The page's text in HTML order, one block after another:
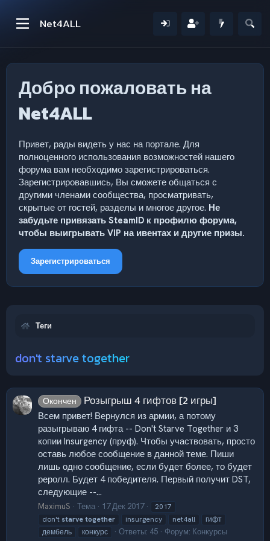
Net4ALL
Добро пожаловать на
Net4ALL
Привет, рады видеть у нас на портале. Для
полноценного использования возможностей нашего
форума вам необходимо зарегистрироваться.
Зарегистрировавшись, Вы сможете общаться с
другими членами сообщества, просматривать,
скрытые от гостей, разделы и многое другое. Не
забудьте привязать SteamID к профилю форума,
чтобы выигрывать VIP на ивентах и другие призы.
Зарегистрироваться
Теги
don't starve together
Окончен Розыгрыш 4 гифтов [2 игры]
Всем привет! Вернулся из армии, а потому
разыгрываю 4 гифта -- Don't Starve Together и 3
копии Insurgency (пруф). Чтобы участвовать, просто
оставь любое сообщение в данной теме. Пиши
лишь одно сообщение, если будет более, то будет
реролл. Будет 4 победителя. Первый получит DST,
следующие --...
MaximuS Тема 17 Дек 2017
2017
don't starvetogether insurgency net4all
гифт
дембель
конкурс Ответы: 45 Форум: Конкурсы